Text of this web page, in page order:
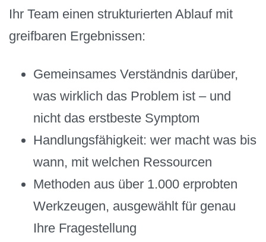
Ihr Team einen strukturierten Ablauf mit
greifbaren Ergebnissen:
Gemeinsames Verständnis darüber,
was wirklich das Problem ist – und
nicht das erstbeste Symptom
Handlungsfähigkeit: wer macht was bis
wann, mit welchen Ressourcen
Methoden aus über 1.000 erprobten
Werkzeugen, ausgewählt für genau
Ihre Fragestellung